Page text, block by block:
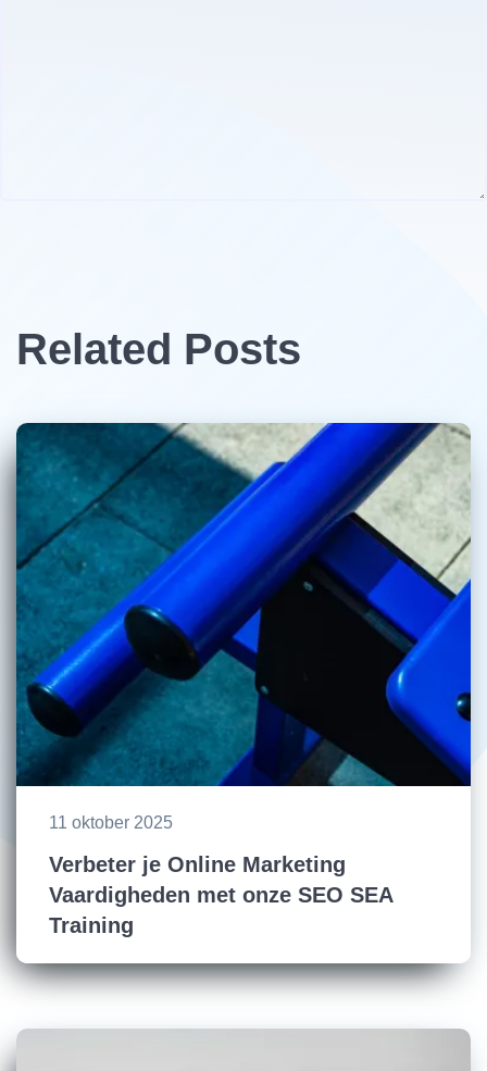
Related Posts
11 oktober 2025
Verbeter je Online Marketing
Vaardigheden met onze SEO SEA
Training